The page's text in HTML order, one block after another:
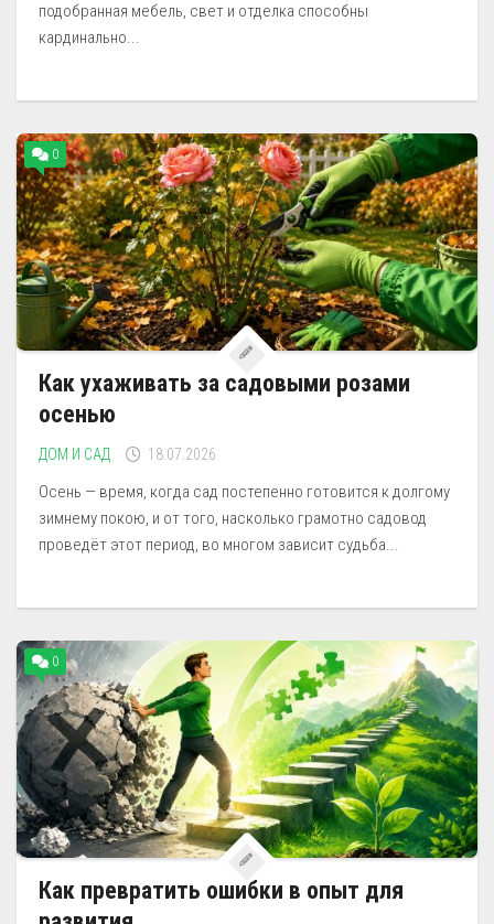
подобранная мебель, свет и отделка способны
кардинально...
0
Как ухаживать за садовыми розами
осенью
ДОМ И САД 18.07.2026
Осень — время, когда сад постепенно готовится к долгому
зимнему покою, и от того, насколько грамотно садовод
проведёт этот период, во многом зависит судьба...
0
Как превратить ошибки в опыт для